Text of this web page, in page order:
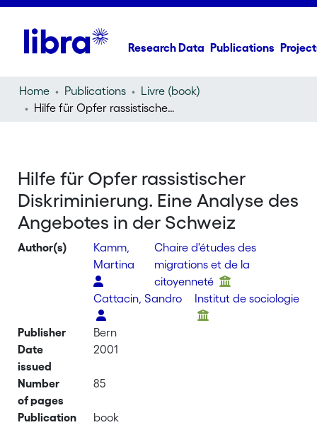
Research Data Publications
Home Publications
Livre (book)
Hilfe für Opfer rassistischer Diskriminierung. Eine Analyse des Angebotes in der Schweiz
Hilfe für Opfer rassistischer
Diskriminierung. Eine Analyse des
Angebotes in der Schweiz
Author(s)
Kamm,
Martina
Chaire d'études des
migrations et de la
citoyenneté
Cattacin, Sandro
Institut de sociologie
Publisher
Bern
Date
issued
2001
Number
of pages
85
Publication
book